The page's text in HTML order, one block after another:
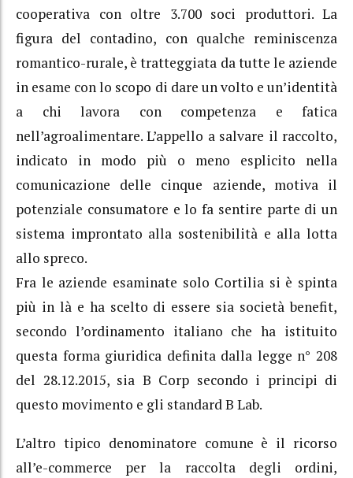
cooperativa con oltre 3.700 soci produttori. La
figura del contadino, con qualche reminiscenza
romantico-rurale, è tratteggiata da tutte le aziende
in esame con lo scopo di dare un volto e un’identità
a chi lavora con competenza e fatica
nell’agroalimentare. L’appello a salvare il raccolto,
indicato in modo più o meno esplicito nella
comunicazione delle cinque aziende, motiva il
potenziale consumatore e lo fa sentire parte di un
sistema improntato alla sostenibilità e alla lotta
allo spreco.
Fra le aziende esaminate solo Cortilia si è spinta
più in là e ha scelto di essere sia società benefit,
secondo l’ordinamento italiano che ha istituito
questa forma giuridica definita dalla legge n° 208
del 28.12.2015, sia B Corp secondo i principi di
questo movimento e gli standard B Lab.
L’altro tipico denominatore comune è il ricorso
all’e-commerce per la raccolta degli ordini,